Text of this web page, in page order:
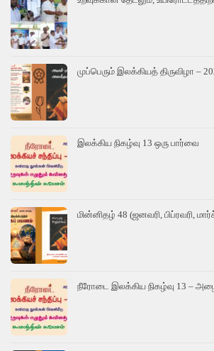
முப்பெரும் இலக்கியத் திருவிழா –
இலக்கிய நிகழ்வு 13 ஒரு பார்வை
மின்னிதழ் 48 (ஜனவரி, பிப்ரவரி,
நீரோடை இலக்கிய நிகழ்வு 13 –